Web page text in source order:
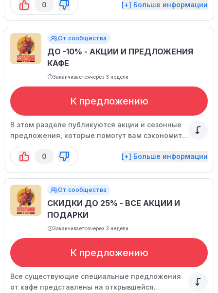
Предложение действует с понедельника по
четверг после 16:00 и ограничено по времени.
0 [+] Больше информации
От сообщества
ДО -10% - АКЦИИ И ПРЕДЛОЖЕНИЯ
КАФЕ
Заканчиваетсячерез 3 недели
К предложению
В этом разделе публикуются акции и сезонные
предложения, которые помогут вам сэкономить
при заказе в кафе.
0
[+] Больше информации
От сообщества
СКИДКИ ДО 25% - ВСЕ АКЦИИ И
ПОДАРКИ
Заканчиваетсячерез 3 недели
К предложению
Все существующие специальные предложения
от кафе представлены на открывшейся